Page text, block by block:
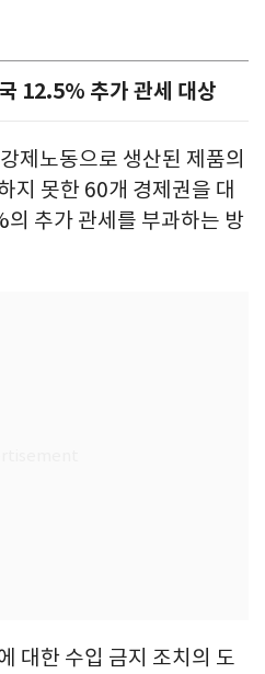
12.5% 추가 관세 대상
제노동으로 생산된 제품의
지 못한 60개 경제권을 대
추가 관세를 부과하는 방
대한 수입 금지 조치의 도